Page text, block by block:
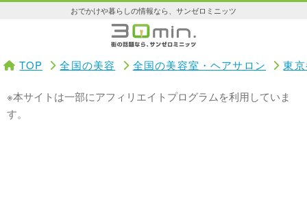
おでかけや暮らしの情報なら、サンゼロミニッツ
TOP 全国の美容 全国の美容室・ヘアサロン 東
※本サイトは一部にアフィリエイトプログラムを利用していま
す。